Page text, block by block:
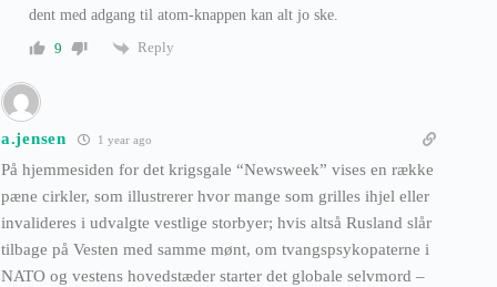
dent med adgang til atom-knappen kan alt jo ske.
9
Reply
a.jensen 1 year ago
På hjemmesiden for det krigsgale “Newsweek” vises en række
pæne cirkler, som illustrerer hvor mange som grilles ihjel eller
invalideres i udvalgte vestlige storbyer; hvis altså Rusland slår
tilbage på Vesten med samme mønt, om tvangspsykopaterne i
NATO og vestens hovedstæder starter det globale selvmord –